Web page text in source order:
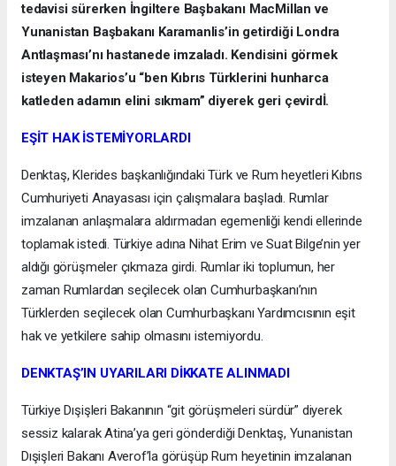
tedavisi sürerken İngiltere Başbakanı MacMillan ve
Yunanistan Başbakanı Karamanlis’in getirdiği Londra
Antlaşması’nı hastanede imzaladı. Kendisini görmek
isteyen Makarios’u “ben Kıbrıs Türklerini hunharca
katleden adamın elini sıkmam” diyerek geri çevirdİ.
EŞİT HAK İSTEMİYORLARDI
Denktaş, Klerides başkanlığındaki Türk ve Rum heyetleri Kıbrıs
Cumhuriyeti Anayasası için çalışmalara başladı. Rumlar
imzalanan anlaşmalara aldırmadan egemenliği kendi ellerinde
toplamak istedi. Türkiye adına Nihat Erim ve Suat Bilge’nin yer
aldığı görüşmeler çıkmaza girdi. Rumlar iki toplumun, her
zaman Rumlardan seçilecek olan Cumhurbaşkanı’nın
Türklerden seçilecek olan Cumhurbaşkanı Yardımcısının eşit
hak ve yetkilere sahip olmasını istemiyordu.
DENKTAŞ’IN UYARILARI DİKKATE ALINMADI
Türkiye Dışişleri Bakanının “git görüşmeleri sürdür” diyerek
sessiz kalarak Atina’ya geri gönderdiği Denktaş, Yunanistan
Dışişleri Bakanı Averof’la görüşüp Rum heyetinin imzalanan